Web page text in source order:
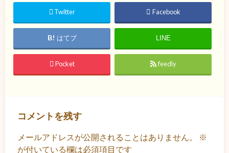
Twitter Facebook
はてブ LINE
Pocket feedly
コメントを残す
メールアドレスが公開されることはありません。
※
が付いている欄は必須項目です